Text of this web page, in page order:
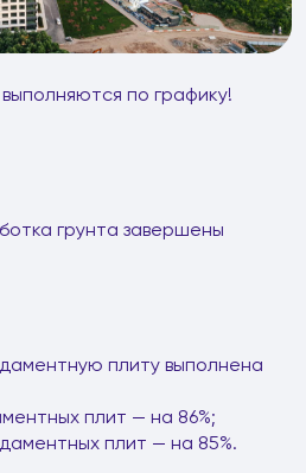
по графику!
грунта завершены
плиту выполнена
плит — на 86%;
плит — на 85%.